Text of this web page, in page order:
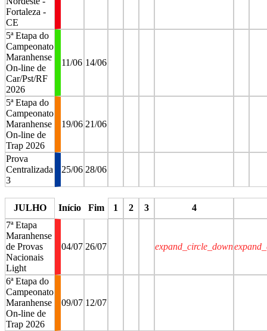
Fortaleza -
CE
5ª Etapa do
Campeonato
Maranhense
On-line de
Car/Pst/RF
2026
11/06 14/06
5ª Etapa do
Campeonato
Maranhense
On-line de
Trap 2026
19/06 21/06
Prova
Centralizada
3
25/06 28/06
JULHO
Início Fim 1 2 3
4
7ª Etapa
Maranhense
de Provas
Nacionais
Light
04/07 26/07 expand_circle_down
6ª Etapa do
Campeonato
Maranhense
On-line de
Trap 2026
09/07 12/07